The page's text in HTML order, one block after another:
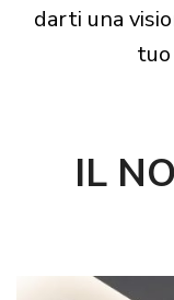
darti una
IL